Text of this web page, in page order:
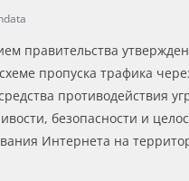
правительства
пропуска трафика
противодействия
безопасности и
Интернета на